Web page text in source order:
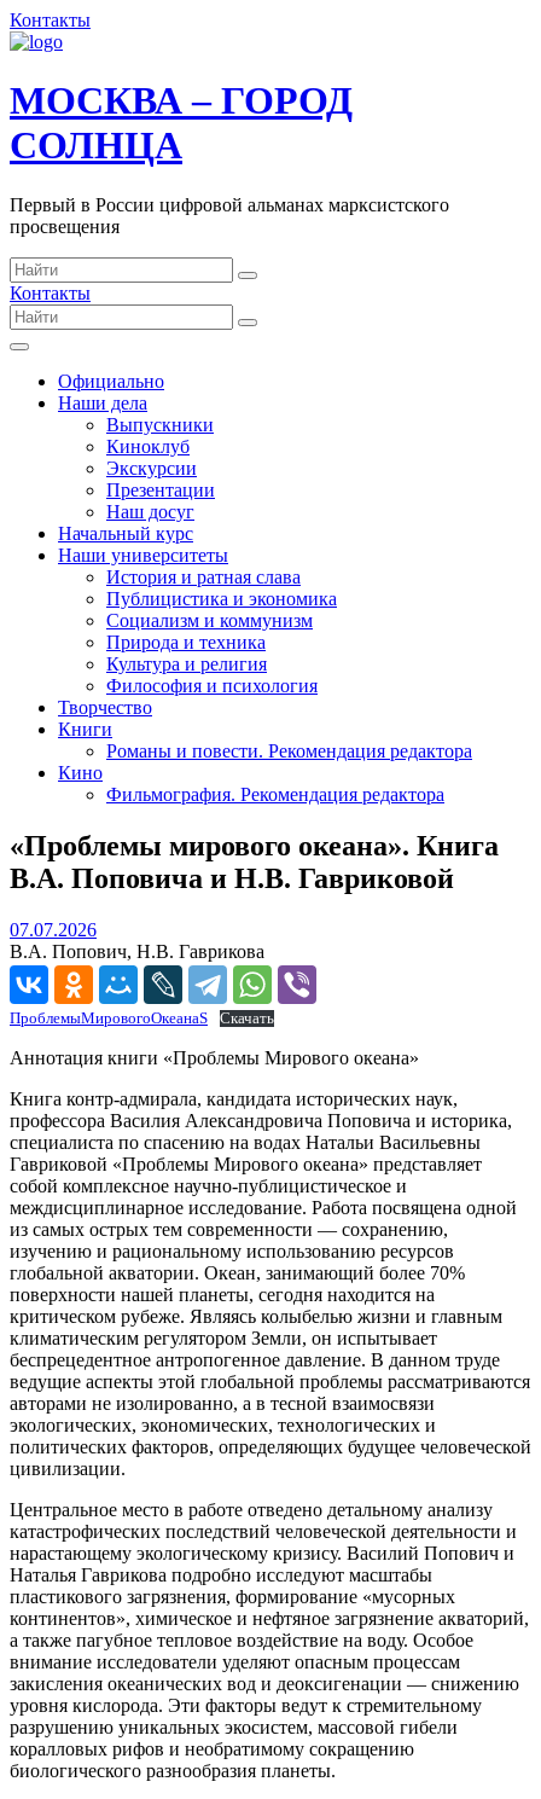
Контакты
МОСКВА – ГОРОД
СОЛНЦА
Первый в России цифровой альманах марксистского
просвещения
Контакты
Официально
Наши дела
Выпускники
Киноклуб
Экскурсии
Презентации
Наш досуг
Начальный курс
Наши университеты
История и ратная слава
Публицистика и экономика
Социализм и коммунизм
Природа и техника
Культура и религия
Философия и психология
Творчество
Книги
Романы и повести. Рекомендация редактора
Кино
Фильмография. Рекомендация редактора
«Проблемы мирового океана». Книга
В.А. Поповича и Н.В. Гавриковой
07.07.202607.07.2026
В.А. Попович, Н.В. Гаврикова
ПроблемыМировогоОкеанаS Скачать
Аннотация книги «Проблемы Мирового океана»
Книга контр-адмирала, кандидата исторических наук,
профессора Василия Александровича Поповича и историка,
специалиста по спасению на водах Натальи Васильевны
Гавриковой «Проблемы Мирового океана» представляет
собой комплексное научно-публицистическое и
междисциплинарное исследование. Работа посвящена одной
из самых острых тем современности — сохранению,
изучению и рациональному использованию ресурсов
глобальной акватории. Океан, занимающий более 70%
поверхности нашей планеты, сегодня находится на
критическом рубеже. Являясь колыбелью жизни и главным
климатическим регулятором Земли, он испытывает
беспрецедентное антропогенное давление. В данном труде
ведущие аспекты этой глобальной проблемы рассматриваются
авторами не изолированно, а в тесной взаимосвязи
экологических, экономических, технологических и
политических факторов, определяющих будущее человеческой
цивилизации.
Центральное место в работе отведено детальному анализу
катастрофических последствий человеческой деятельности и
нарастающему экологическому кризису. Василий Попович и
Наталья Гаврикова подробно исследуют масштабы
пластикового загрязнения, формирование «мусорных
континентов», химическое и нефтяное загрязнение акваторий,
а также пагубное тепловое воздействие на воду. Особое
внимание исследователи уделяют опасным процессам
закисления океанических вод и деоксигенации — снижению
уровня кислорода. Эти факторы ведут к стремительному
разрушению уникальных экосистем, массовой гибели
коралловых рифов и необратимому сокращению
биологического разнообразия планеты.